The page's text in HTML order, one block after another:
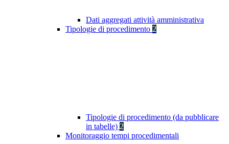
Dati aggregati attività amministrativa
Tipologie di procedimento 2
Tipologie di procedimento (da pubblicare
in tabelle) 2
Monitoraggio tempi procedimentali